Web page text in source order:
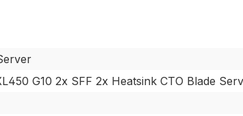
G10 2x SFF 2x Heatsink CTO Blade